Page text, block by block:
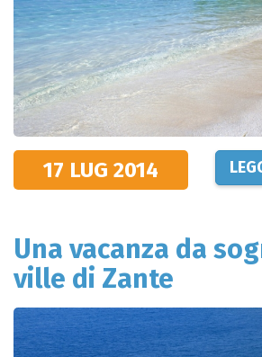
17 LUG 2014
Una vacanza da
ville di Zante